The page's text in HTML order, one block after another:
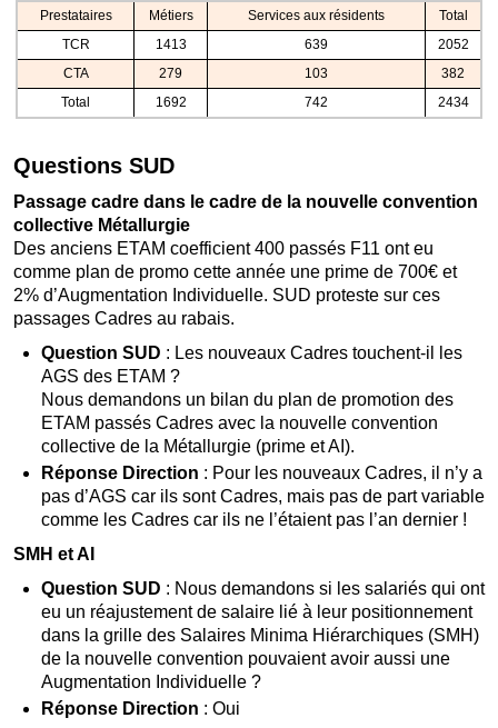
Prestataires Métiers Services aux résidents
Total
TCR
1413 639
2052
CTA
279 103
382
Total
1692 742 2434
Questions SUD
Passage cadre dans le cadre de la nouvelle convention
collective Métallurgie
Des anciens ETAM coefficient 400 passés F11 ont eu
comme plan de promo cette année une prime de 700€ et
2% d’Augmentation Individuelle. SUD proteste sur ces
passages Cadres au rabais.
Question SUD : Les nouveaux Cadres touchent-il les
AGS des ETAM ?
Nous demandons un bilan du plan de promotion des
ETAM passés Cadres avec la nouvelle convention
collective de la Métallurgie (prime et AI).
Réponse Direction : Pour les nouveaux Cadres, il n’y a
pas d’AGS car ils sont Cadres, mais pas de part variable
comme les Cadres car ils ne l’étaient pas l’an dernier !
SMH et AI
Question SUD : Nous demandons si les salariés qui ont
eu un réajustement de salaire lié à leur positionnement
dans la grille des Salaires Minima Hiérarchiques (SMH)
de la nouvelle convention pouvaient avoir aussi une
Augmentation Individuelle ?
Réponse Direction : Oui